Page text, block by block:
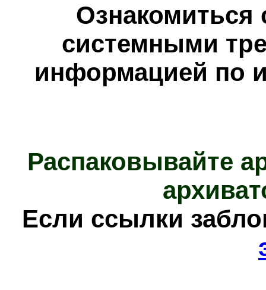
Ознакомиться
системными
информацией по
Распаковывайте
Если ссылки